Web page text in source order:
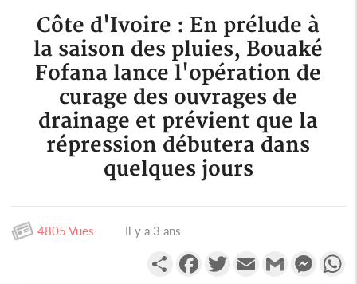
Côte d'Ivoire : En prélude à
la saison des pluies, Bouaké
Fofana lance l'opération de
curage des ouvrages de
drainage et prévient que la
répression débutera dans
quelques jours
4805 Vues Il y a 3 ans
PartagerFacebookTwitterEmail Gmail